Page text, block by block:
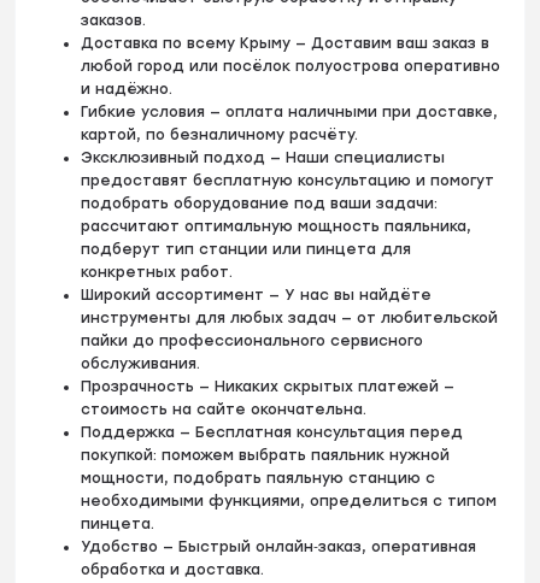
заказов.
Доставка по всему Крыму — Доставим ваш заказ в
любой город или посёлок полуострова оперативно
и надёжно.
Гибкие условия — оплата наличными при доставке,
картой, по безналичному расчёту.
Эксклюзивный подход — Наши специалисты
предоставят бесплатную консультацию и помогут
подобрать оборудование под ваши задачи:
рассчитают оптимальную мощность паяльника,
подберут тип станции или пинцета для
конкретных работ.
Широкий ассортимент — У нас вы найдёте
инструменты для любых задач — от любительской
пайки до профессионального сервисного
обслуживания.
Прозрачность — Никаких скрытых платежей —
стоимость на сайте окончательна.
Поддержка — Бесплатная консультация перед
покупкой: поможем выбрать паяльник нужной
мощности, подобрать паяльную станцию с
необходимыми функциями, определиться с типом
пинцета.
Удобство — Быстрый онлайн‑заказ, оперативная
обработка и доставка.